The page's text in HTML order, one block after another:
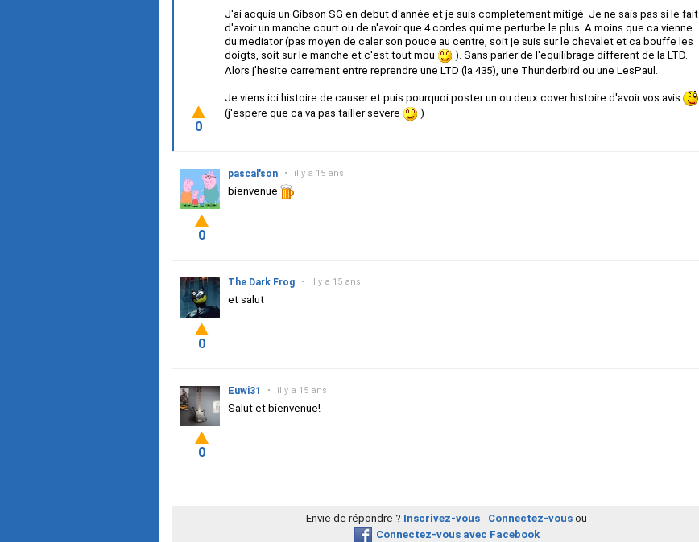
J'ai acquis un Gibson SG en debut d'année et je suis completement mitigé. Je ne sais pas si le fait
d'avoir un manche court ou de n'avoir que 4 cordes qui me perturbe le plus. A moins que ca vienne
du mediator (pas moyen de caler son pouce au centre, soit je suis sur le chevalet et ca bouffe les
doigts, soit sur le manche et c'est tout mou
). Sans parler de l'equilibrage different de la LTD.
Alors j'hesite carrement entre reprendre une LTD (la 435), une Thunderbird ou une LesPaul.
Je viens ici histoire de causer et puis pourquoi poster un ou deux cover histoire d'avoir vos avis
(j'espere que ca va pas tailler severe
)
0
pascal'son • il y a 15 ans
bienvenue
0
The Dark Frog • il y a 15 ans
et salut
0
Euwi31 • il y a 15 ans
Salut et bienvenue!
0
Envie de répondre ? Inscrivez-vous - Connectez-vous ou
Connectez-vous avec Facebook